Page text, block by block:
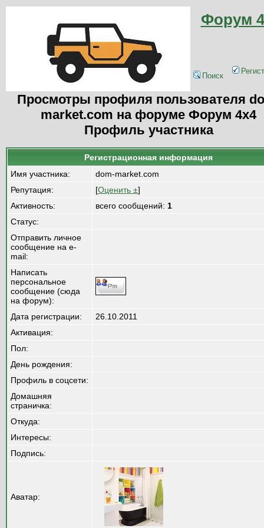
Форум
Поиск
Просмотры профиля пользователя
market.com на форуме Форум 4x4
Профиль участника
Регистрационная информация
Имя участника:
dom-market.com
Репутация:
[Оценить ±]
Активность:
всего сообщений: 1
Статус:
Отправить личное
сообщение на e-
mail:
Написать
персональное
сообщение (сюда
на форум):
Дата регистрации:
26.10.2011
Активация:
Пол:
День рождения:
Профиль в соцсети:
Домашняя
страничка:
Откуда:
Интересы:
Подпись:
Аватар: